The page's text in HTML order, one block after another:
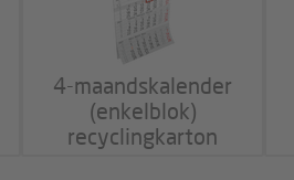
4-maandskalender
(enkelblok)
recyclingkarton